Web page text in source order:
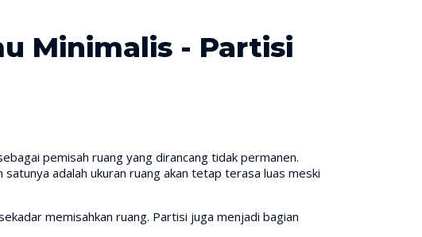
Minimalis - Partisi
pemisah ruang yang dirancang tidak permanen.
adalah ukuran ruang akan tetap terasa luas meski
memisahkan ruang. Partisi juga menjadi bagian